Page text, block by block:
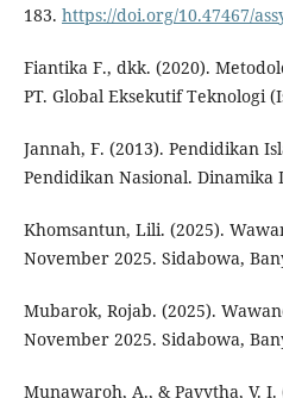
183. https://doi.org/10.47467/
Fiantika F., dkk. (2020).
PT. Global Eksekutif Teknologi
Jannah, F. (2013). Pendidikan
Pendidikan Nasional. Dinamika
Khomsantun, Lili. (2025).
November 2025. Sidabowa,
Mubarok, Rojab. (2025).
November 2025. Sidabowa,
Munawaroh, A., & Pavytha, V.